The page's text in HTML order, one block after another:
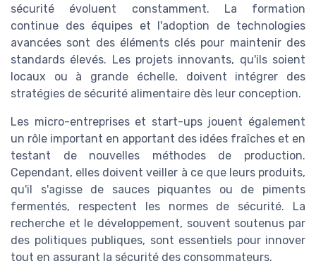
sécurité évoluent constamment. La formation
continue des équipes et l'adoption de technologies
avancées sont des éléments clés pour maintenir des
standards élevés. Les projets innovants, qu'ils soient
locaux ou à grande échelle, doivent intégrer des
stratégies de sécurité alimentaire dès leur conception.
Les micro-entreprises et start-ups jouent également
un rôle important en apportant des idées fraîches et en
testant de nouvelles méthodes de production.
Cependant, elles doivent veiller à ce que leurs produits,
qu'il s'agisse de sauces piquantes ou de piments
fermentés, respectent les normes de sécurité. La
recherche et le développement, souvent soutenus par
des politiques publiques, sont essentiels pour innover
tout en assurant la sécurité des consommateurs.